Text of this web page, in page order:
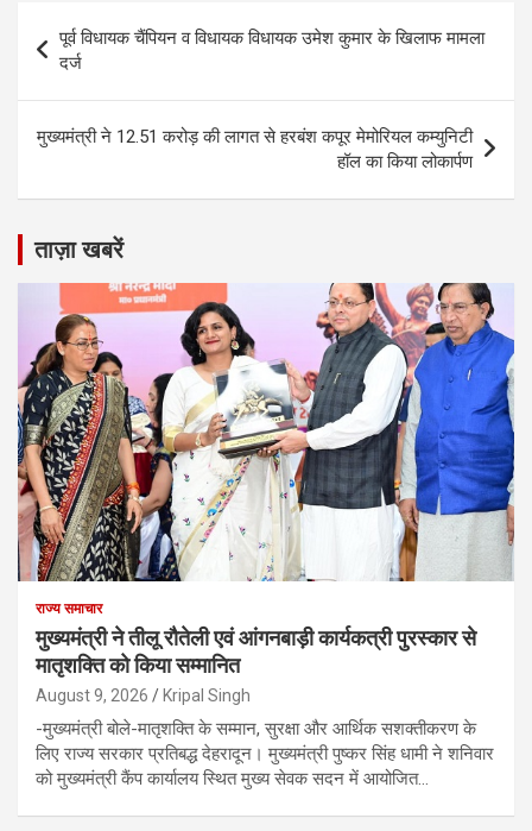
Post
navigation
पूर्व विधायक चैंपियन व विधायक विधायक उमेश कुमार के खिलाफ मामला
दर्ज
मुख्यमंत्री ने 12.51 करोड़ की लागत से हरबंश कपूर मेमोरियल कम्युनिटी
हॉल का किया लोकार्पण
ताज़ा खबरें
राज्य समाचार
मुख्यमंत्री ने तीलू रौतेली एवं आंगनबाड़ी कार्यकत्री पुरस्कार से
मातृशक्ति को किया सम्मानित
August 9, 2026 Kripal Singh
-मुख्यमंत्री बोले-मातृशक्ति के सम्मान, सुरक्षा और आर्थिक सशक्तीकरण के
लिए राज्य सरकार प्रतिबद्ध देहरादून। मुख्यमंत्री पुष्कर सिंह धामी ने शनिवार
को मुख्यमंत्री कैंप कार्यालय स्थित मुख्य सेवक सदन में आयोजित…